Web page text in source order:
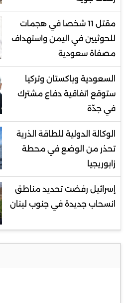
مقتل 11 شخصا في هجمات
للحوثيين في اليمن واستهداف
مصفاة سعودية
السعودية وباكستان وتركيا
ستوقع اتفاقية دفاع مشترك
في جدّة
الوكالة الدولية للطاقة الذرية
تحذر من الوضع في محطة
زابوريجيا
إسرائيل رفضت تحديد مناطق
انسحاب جديدة في جنوب لبنان